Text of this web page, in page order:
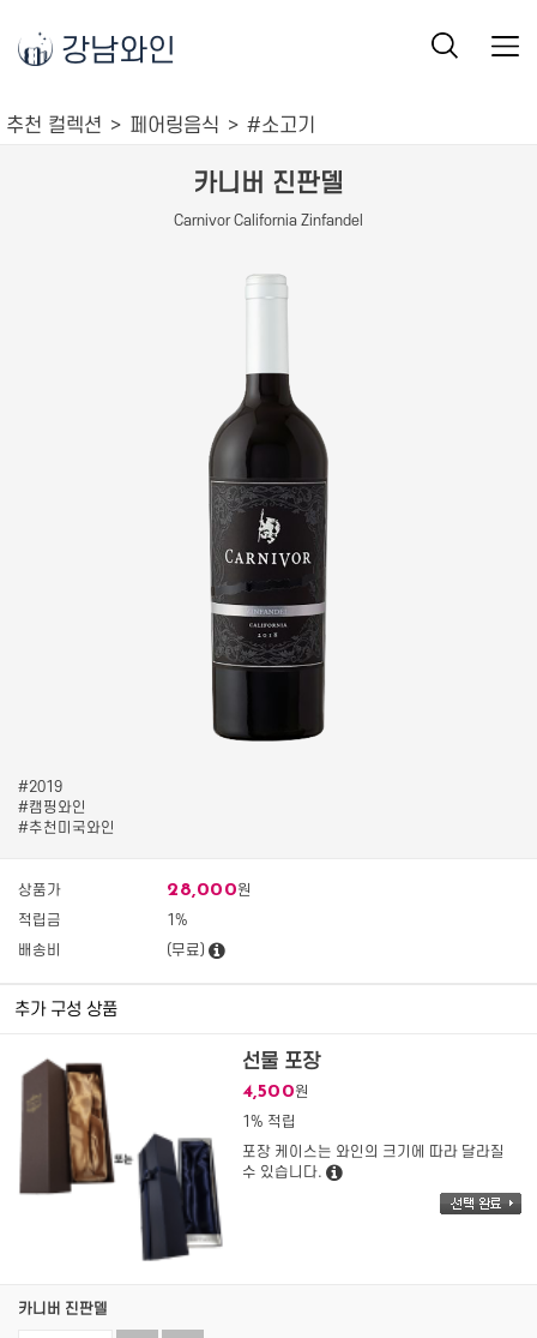
강남와인
추천 컬렉션 페어링음식 #소고기
카니버 진판델
Carnivor California Zinfandel
#2019
#캠핑와인
#추천미국와인
상품가 28,000원
적립금
1%
배송비
(무료)
추가 구성 상품
선물 포장
4,500원
1% 적립
포장 케이스는 와인의 크기에 따라 달라질
수 있습니다.
카니버 진판델